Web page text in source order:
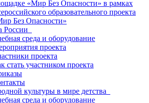
«Мир Без Опасности» в рамках
образовательного проекта
Без Опасности»
России
среда и оборудование
проекта
проекта
стать участником проекта
культуры в мире детства
среда и оборудование